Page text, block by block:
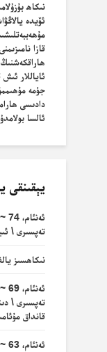
نىكاھ
ئۆيدە
قازا
ئاياللار
جۈمە
دادىسى
ئالسا
يېقىنقى
تەپسىرى \
نىكاھسىز
تەپسىرى \
قانداق